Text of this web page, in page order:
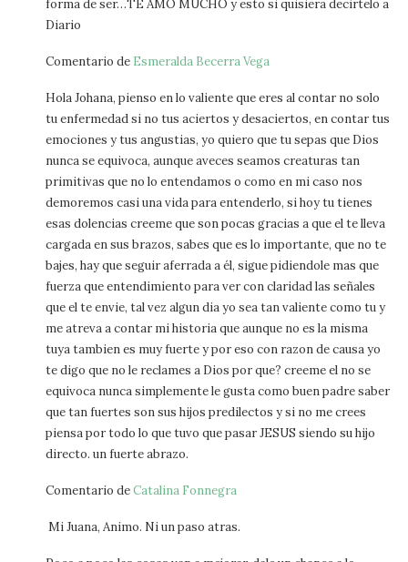
forma de ser…TE AMO MUCHO y esto si quisiera decirtelo a
Diario
Comentario de Esmeralda Becerra Vega
Hola Johana, pienso en lo valiente que eres al contar no solo
tu enfermedad si no tus aciertos y desaciertos, en contar tus
emociones y tus angustias, yo quiero que tu sepas que Dios
nunca se equivoca, aunque aveces seamos creaturas tan
primitivas que no lo entendamos o como en mi caso nos
demoremos casi una vida para entenderlo, si hoy tu tienes
esas dolencias creeme que son pocas gracias a que el te lleva
cargada en sus brazos, sabes que es lo importante, que no te
bajes, hay que seguir aferrada a él, sigue pidiendole mas que
fuerza que entendimiento para ver con claridad las señales
que el te envie, tal vez algun dia yo sea tan valiente como tu y
me atreva a contar mi historia que aunque no es la misma
tuya tambien es muy fuerte y por eso con razon de causa yo
te digo que no le reclames a Dios por que? creeme el no se
equivoca nunca simplemente le gusta como buen padre saber
que tan fuertes son sus hijos predilectos y si no me crees
piensa por todo lo que tuvo que pasar JESUS siendo su hijo
directo. un fuerte abrazo.
Comentario deCatalina Fonnegra
Mi Juana, Animo. Ni un paso atras.